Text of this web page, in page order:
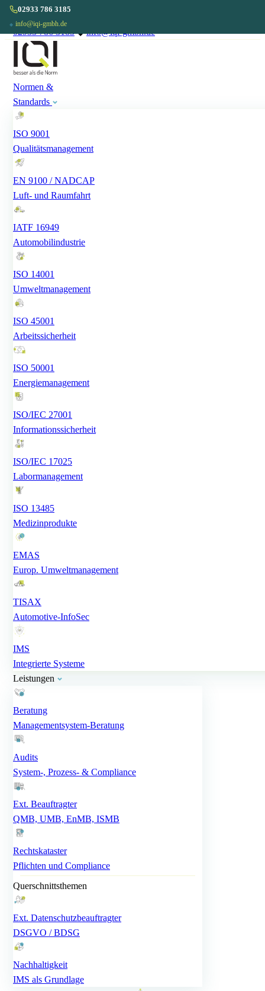
02933 786 3185 ◆ info@iqi-gmbh.de
02933 786 3185
◆ info@iqi-gmbh.de
Normen &
Standards
ISO 9001
Qualitätsmanagement
EN 9100 / NADCAP
Luft- und Raumfahrt
IATF 16949
Automobilindustrie
ISO 14001
Umweltmanagement
ISO 45001
Arbeitssicherheit
ISO 50001
Energiemanagement
ISO/IEC 27001
Informationssicherheit
ISO/IEC 17025
Labormanagement
ISO 13485
Medizinprodukte
EMAS
Europ. Umweltmanagement
TISAX
Automotive-InfoSec
IMS
Integrierte Systeme
Leistungen
Beratung
Managementsystem-Beratung
Audits
System-, Prozess- & Compliance
Ext. Beauftragter
QMB, UMB, EnMB, ISMB
Rechtskataster
Pflichten und Compliance
Querschnittsthemen
Ext. Datenschutzbeauftragter
DSGVO / BDSG
Nachhaltigkeit
IMS als Grundlage